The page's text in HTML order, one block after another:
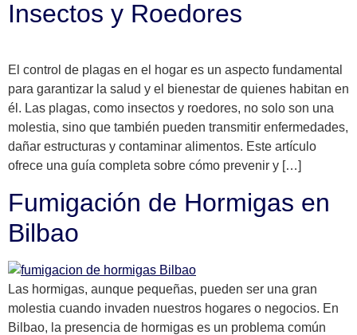
Insectos y Roedores
El control de plagas en el hogar es un aspecto fundamental
para garantizar la salud y el bienestar de quienes habitan en
él. Las plagas, como insectos y roedores, no solo son una
molestia, sino que también pueden transmitir enfermedades,
dañar estructuras y contaminar alimentos. Este artículo
ofrece una guía completa sobre cómo prevenir y […]
Fumigación de Hormigas en
Bilbao
Las hormigas, aunque pequeñas, pueden ser una gran
molestia cuando invaden nuestros hogares o negocios. En
Bilbao, la presencia de hormigas es un problema común